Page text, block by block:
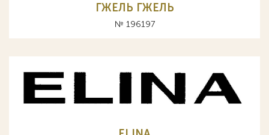
ГЖЕЛЬ ГЖЕЛЬ
№ 196197